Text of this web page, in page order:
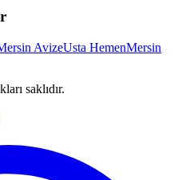
AvizeUsta HemenMersin
saklıdır.